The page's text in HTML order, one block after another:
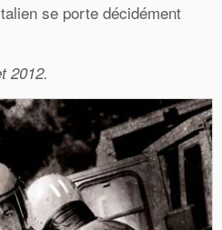
se porte décidément
2012.